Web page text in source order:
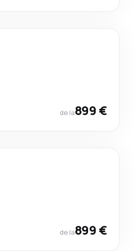
de la899 €
de la899 €